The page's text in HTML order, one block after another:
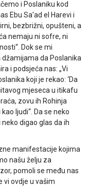
i Poslaniku kod
Ebu Sa'ad el Harevi i
bezbrižni, opušteni, a
nemaju ni sofre, ni
Dok se mi
da Poslanika
i podsjeća nas: „Vi
koji je rekao: ‘Da
mjeseca u itikafu
zovu ih Rohinja
ljudi“. Da se neko
digao glas da ih
manifestacije kojima
našu želju za
pomoli se među nas
vi ovdje u vašim